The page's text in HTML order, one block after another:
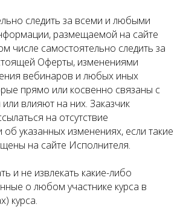
следить за всеми и любыми
размещаемой на сайте
числе самостоятельно следить за
Оферты, изменениями
вебинаров и любых иных
прямо или косвенно связаны с
или влияют на них. Заказчик
на отсутствие
указанных изменениях, если такие
на сайте Исполнителя.
и не извлекать какие-либо
о любом участнике курса в
курса.